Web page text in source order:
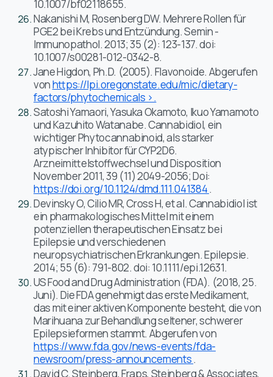
10.1007/bf02118655.
Nakanishi M, Rosenberg DW. Mehrere Rollen für
PGE2 bei Krebs und Entzündung. Semin -
Immunopathol. 2013; 35 (2): 123-137. doi:
10.1007/s00281-012-0342-8.
Jane Higdon, Ph.D. (2005). Flavonoide. Abgerufen
vonhttps://lpi.oregonstate.edu/mic/dietary-
factors/phytochemicals >.
Satoshi Yamaori, Yasuka Okamoto, Ikuo Yamamoto
und Kazuhito Watanabe. Cannabidiol, ein
wichtiger Phytocannabinoid, als starker
atypischer Inhibitor für CYP2D6.
Arzneimittelstoffwechsel und Disposition
November 2011, 39 (11) 2049-2056; Doi:
https://doi.org/10.1124/dmd.111.041384.
Devinsky O, Cilio MR, Cross H, et al. Cannabidiol ist
ein pharmakologisches Mittel mit einem
potenziellen therapeutischen Einsatz bei
Epilepsie und verschiedenen
neuropsychiatrischen Erkrankungen. Epilepsie.
2014; 55 (6): 791-802. doi: 10.1111/epi.12631.
US Food and Drug Administration (FDA). (2018, 25.
Juni). Die FDA genehmigt das erste Medikament,
das mit einer aktiven Komponente besteht, die von
Marihuana zur Behandlung seltener, schwerer
Epilepsieformen stammt. Abgerufen von
https://www.fda.gov/news-events/fda-
newsroom/press-announcements.
David C. Steinberg, Fraps, Steinberg & Associates,